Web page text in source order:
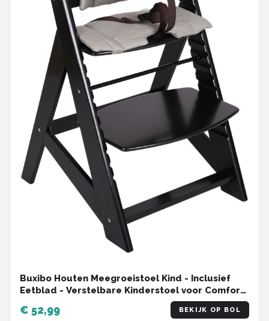
Buxibo Houten Meegroeistoel Kind - Inclusief
Eetblad - Verstelbare Kinderstoel voor Comfort
en Design - Inclusief kussen - 48×58×80cm -
Zwart
€ 52,99 BEKIJK OP BOL